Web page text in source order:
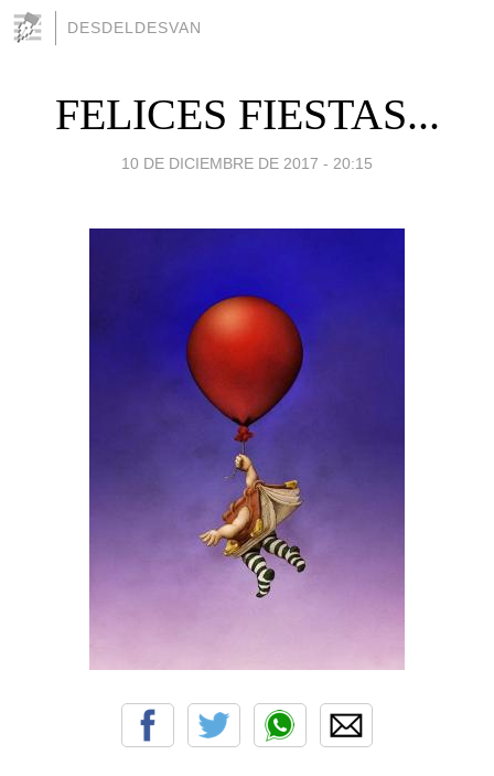
DESDELDESVAN
FELICES FIESTAS...
10 DE DICIEMBRE DE 2017 - 20:15